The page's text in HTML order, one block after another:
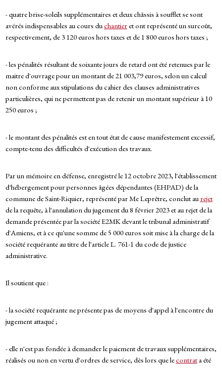
- quatre brise-soleils supplémentaires et deux châssis à soufflet se sont
avérés indispensables au cours duchantieret ont représenté un surcoût,
respectivement, de 3 120 euros hors taxes et de 1 800 euros hors taxes ;
- les pénalités résultant de soixante jours de retard ont été retenues par le
maitre d'ouvrage pour un montant de 21 003,79 euros, selon un calcul
non conforme aux stipulations du cahier des clauses administratives
particulières, qui ne permettent pas de retenir un montant supérieur à 10
250 euros ;
- le montant des pénalités est en tout état de cause manifestement excessif,
compte-tenu des difficultés d'exécution des travaux.
Par un mémoire en défense, enregistré le 12 octobre 2023, l'établissement
d'hébergement pour personnes âgées dépendantes (EHPAD) de la
commune de Saint-Riquier, représenté par Me Leprêtre, conclut au rejet
de la requête, à l'annulation du jugement du 8 février 2023 et au rejet de la
demande présentée par la société E2MK devant le tribunal administratif
d'Amiens, et à ce qu'une somme de 5 000 euros soit mise à la charge de la
société requérante au titre de l'article L. 761-1 du code de justice
administrative.
Il soutient que :
- la société requérante ne présente pas de moyens d'appel à l'encontre du
jugement attaqué ;
- elle n'est pas fondée à demander le paiement de travaux supplémentaires,
réalisés ou non en vertu d'ordres de service, dès lors que lecontrata été